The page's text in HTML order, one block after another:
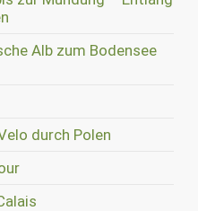
Alb zum Bodensee
durch Polen